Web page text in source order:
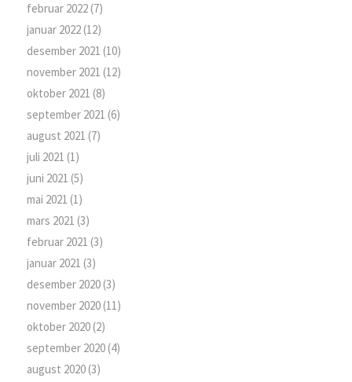
februar 2022(7)
januar 2022(12)
desember 2021 (10)
november 2021 (12)
oktober 2021 (8)
september 2021 (6)
august 2021 (7)
juli 2021 (1)
juni 2021 (5)
mai 2021 (1)
mars 2021 (3)
februar 2021 (3)
januar 2021 (3)
desember 2020(3)
november 2020(11)
oktober 2020(2)
september 2020(4)
august 2020(3)